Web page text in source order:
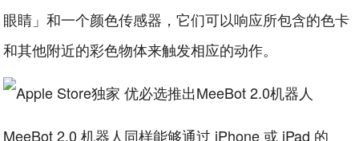
眼睛」和一个颜色传感器，它们可以响应所包含的色卡
和其他附近的彩色物体来触发相应的动作。
MeeBot 2.0 机器人同样能够通过 iPhone 或 iPad 的